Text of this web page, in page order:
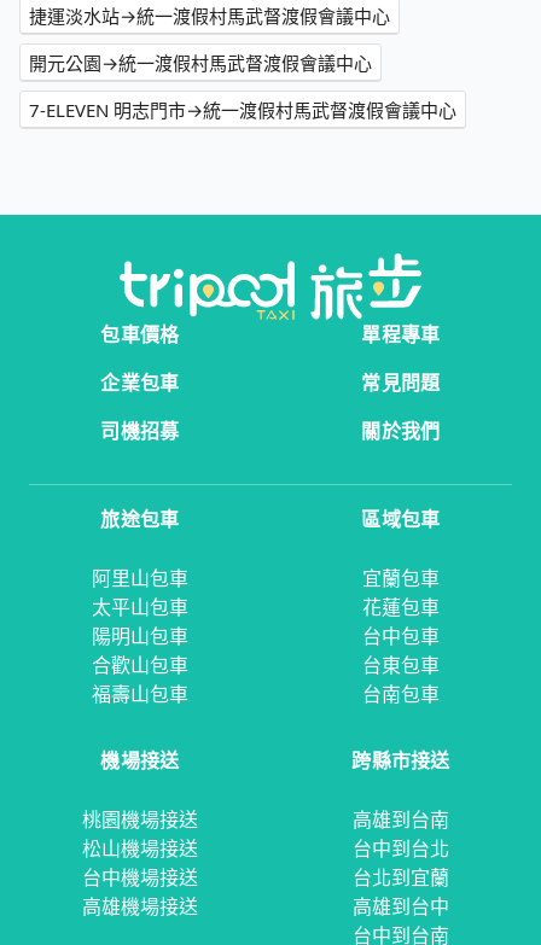
捷運淡水站→統一渡假村馬武督渡假會議中心
開元公園→統一渡假村馬武督渡假會議中心
7-ELEVEN 明志門市→統一渡假村馬武督渡假會議中心
包車價格
單程專車
企業包車
常見問題
司機招募
關於我們
旅途包車
阿里山包車
太平山包車
陽明山包車
合歡山包車
福壽山包車
區域包車
宜蘭包車
花蓮包車
台中包車
台東包車
台南包車
機場接送
桃園機場接送
松山機場接送
台中機場接送
高雄機場接送
跨縣市接送
高雄到台南
台中到台北
台北到宜蘭
高雄到台中
台中到台南